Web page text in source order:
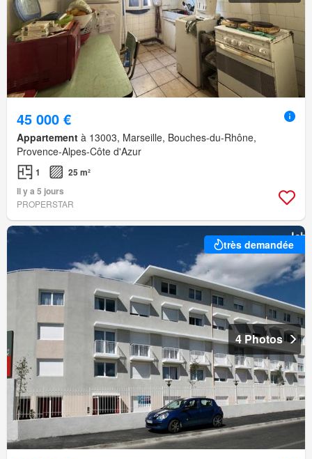
45 000 €
Appartement à 13003, Marseille, Bouches-du-Rhône,
Provence-Alpes-Côte d'Azur
1
25 m²
Il y a 5 jours
PROPERSTAR
très demandée
4 Photos